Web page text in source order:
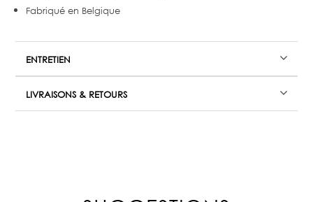
Fabriqué en Belgique
ENTRETIEN
LIVRAISONS & RETOURS